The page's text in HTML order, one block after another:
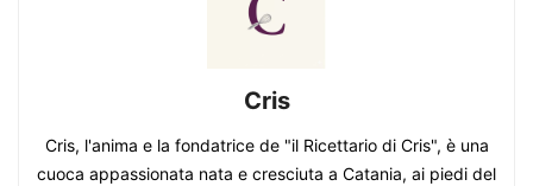
Cris
Cris, l'anima e la fondatrice de "il Ricettario di Cris", è una
cuoca appassionata nata e cresciuta a Catania, ai piedi del